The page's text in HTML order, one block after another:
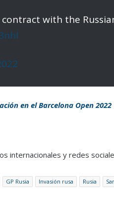
with the
en el Barcelona Open 2022
internacionales y redes
GP Rusia Invasión rusa Rusia